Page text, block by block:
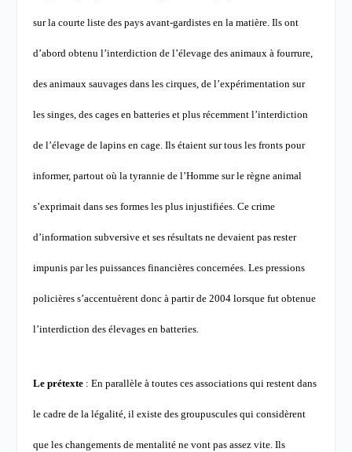
sur la courte liste des pays avant-gardistes en la matière.Ils ont
d’abord obtenu l’interdiction de l’élevage des animaux à fourrure,
des animaux sauvages dans les cirques, de l’expérimentation sur
les singes, des cages en batteries et plus récemment l’interdiction
de l’élevage de lapins en cage. Ils étaient sur tous les fronts pour
informer, partout où la tyrannie de l’Homme sur le règne animal
s’exprimait dans ses formes les plus injustifiées. Ce crime
d’information subversive et ses résultats ne devaient pas rester
impunis par les puissances financières concernées. Les pressions
policières s’accentuèrent donc à partir de 2004 lorsque fut obtenue
l’interdiction des élevages en batteries.
Le prétexte : En parallèle à toutes ces associations qui restent dans
le cadre de la légalité, il existe des groupuscules qui considèrent
que les changements de mentalité ne vont pas assez vite. Ils